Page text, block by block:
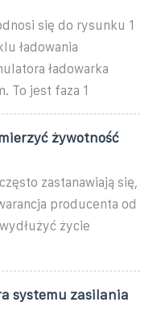
się do rysunku 1
ładowania
ładowarka
To jest faza 1
żywotność
zastanawiają się,
producenta od
życie
systemu zasilania